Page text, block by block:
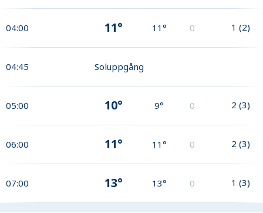
04:00 11° 11° 0 1 (2)
04:45 Soluppgång
05:00 10° 9° 0 2 (3)
06:00 11° 11° 0 2 (3)
07:00 13° 13° 0 1 (3)